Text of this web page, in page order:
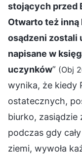
stojących przed
Otwarto też inną
osądzeni zostali
napisane w
uczynków” (Obj
wynika, że kiedy
ostatecznych,
biurko, zasiądzie
podczas gdy
ziemi, wywoła